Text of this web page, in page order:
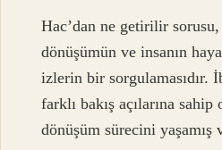
Hac’dan ne getirilir
dönüşümün ve insanın
izlerin bir sorgulamasıdır.
farklı bakış açılarına
dönüşüm sürecini yaşamış